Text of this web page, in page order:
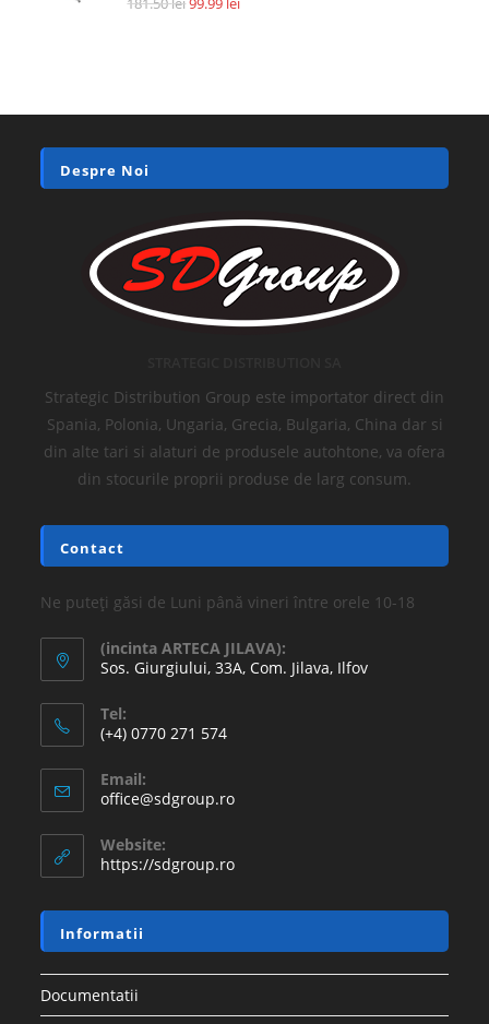
Despre Noi
Strategic Distribution Group este importator direct din
Spania, Polonia, Ungaria, Grecia, Bulgaria, China dar si
din alte tari si alaturi de produsele autohtone, va ofera
din stocurile proprii produse de larg consum.
Contact
Ne puteți găsi de Luni până vineri între orele 10-18
(incinta ARTECA JILAVA):
Sos. Giurgiului, 33A, Com. Jilava, Ilfov
Tel:
(+4) 0770 271 574
Email:
office@sdgroup.ro
Website:
https://sdgroup.ro
Informatii
Documentatii